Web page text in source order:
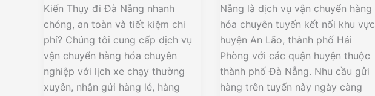
Kiến Thụy đi Đà Nẵng nhanh
chóng, an toàn và tiết kiệm chi
phí? Chúng tôi cung cấp dịch vụ
vận chuyển hàng hóa chuyên
nghiệp với lịch xe chạy thường
xuyên, nhận gửi hàng lẻ, hàng
Nẵng là dịch vụ vận chuyển hàng
hóa chuyên tuyến kết nối khu vực
huyện An Lão, thành phố Hải
Phòng với các quận huyện thuộc
thành phố Đà Nẵng. Nhu cầu gửi
hàng trên tuyến này ngày càng